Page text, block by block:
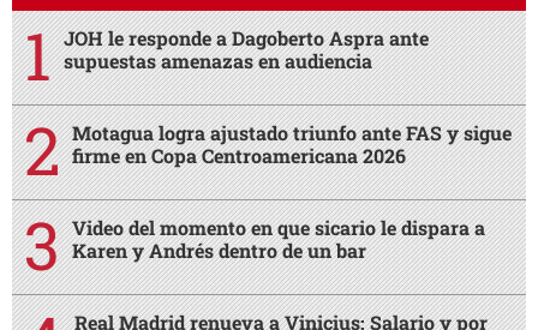
JOH le responde a Dagoberto Aspra ante
supuestas amenazas en audiencia
Motagua logra ajustado triunfo ante FAS y sigue
firme en Copa Centroamericana 2026
Video del momento en que sicario le dispara a
Karen y Andrés dentro de un bar
Real Madrid renueva a Vinicius: Salario y por